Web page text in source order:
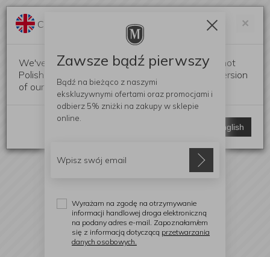
×
Change language?
We've detected that your browser language is not
Polish. Would you like to switch to the English version
of our website?
Switch to English
Zawsze bądź pierwszy
Bądź na bieżąco z naszymi
ekskluzywnymi ofertami oraz promocjami i
odbierz 5% zniżki na zakupy w sklepie
online.
Wyrażam na zgodę na otrzymywanie
informacji handlowej droga elektroniczną
na podany adres e-mail. Zapoznałam/em
się z informacją dotyczącą przetwarzania
danych osobowych.